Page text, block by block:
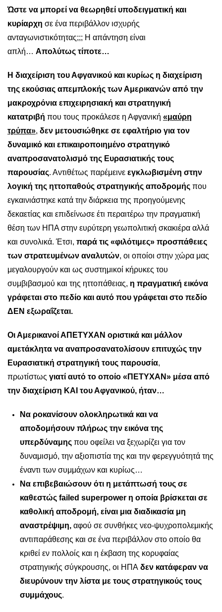
Ώστε να μπορεί να θεωρηθεί υποδειγματική και
κυρίαρχη σε ένα περιβάλλον ισχυρής
ανταγωνιστικότητας;;; Η απάντηση είναι
απλή… Απολύτως τίποτε…
Η διαχείριση του Αφγανικού και κυρίως η διαχείριση
της εκούσιας απεμπλοκής των Αμερικανών από την
μακροχρόνια επιχειρησιακή και στρατηγική
κατατριβή που τους προκάλεσε η Αφγανική «μαύρη
τρύπα», δεν μετουσιώθηκε σε εφαλτήριο για τον
δυναμικό και επικαιροποιημένο στρατηγικό
αναπροσανατολισμό της Ευρασιατικής τους
παρουσίας. Αντιθέτως παρέμεινε εγκλωβισμένη στην
λογική της ηττοπαθούς στρατηγικής αποδρομής που
εγκαινιάστηκε κατά την διάρκεια της προηγούμενης
δεκαετίας και επιδείνωσε έτι περαιτέρω την πραγματική
θέση των ΗΠΑ στην ευρύτερη γεωπολιτική σκακιέρα αλλά
και συνολικά. Έτσι, παρά τις «φιλότιμες» προσπάθειες
των στρατευμένων αναλυτών, οι οποίοι στην χώρα μας
μεγαλουργούν και ως συστημικοί κήρυκες του
συμβιβασμού και της ηττοπάθειας, η πραγματική εικόνα
γράφεται στο πεδίο και αυτό που γράφεται στο πεδίο
ΔΕΝ εξωραΐζεται.
Οι Αμερικανοί ΑΠΕΤΥΧΑΝ οριστικά και μάλλον
αμετάκλητα να αναπροσανατολίσουν επιτυχώς την
Ευρασιατική στρατηγική τους παρουσία,
πρωτίστως γιατί αυτό το οποίο «ΠΕΤΥΧΑΝ» μέσα από
την διαχείριση ΚΑΙ του Αφγανικού, ήταν…
Να ροκανίσουν ολοκληρωτικά και να
αποδομήσουν πλήρως την εικόνα της
υπερδύναμης που οφείλει να ξεχωρίζει για τον
δυναμισμό, την αξιοπιστία της και την φερεγγυότητά της
έναντι των συμμάχων και κυρίως…
Να επιβεβαιώσουν ότι η μετάπτωσή τους σε
καθεστώς failed superpower η οποία βρίσκεται σε
καθολική αποδρομή, είναι μια διαδικασία μη
αναστρέψιμη, αφού σε συνθήκες νεο-ψυχροπολεμικής
αντιπαράθεσης και σε ένα περιβάλλον στο οποίο θα
κριθεί εν πολλοίς και η έκβαση της κορυφαίας
στρατηγικής σύγκρουσης, οι ΗΠΑ δεν κατάφεραν να
διευρύνουν την λίστα με τους στρατηγικούς τους
συμμάχους.